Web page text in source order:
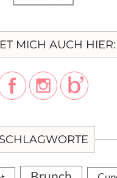
MICH AUCH HIER:
SCHLAGWORTE